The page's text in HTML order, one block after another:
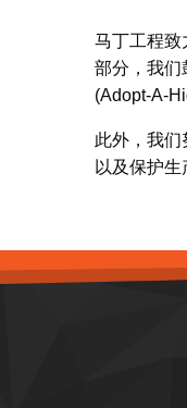
马丁工程致
部分，我们
(Adopt-A-
此外，我
以及保护生